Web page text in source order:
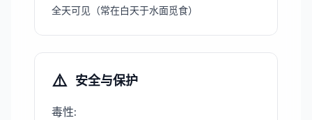
全天可见（常在白天于水面觅食）
⚠️ 安全与保护
毒性: